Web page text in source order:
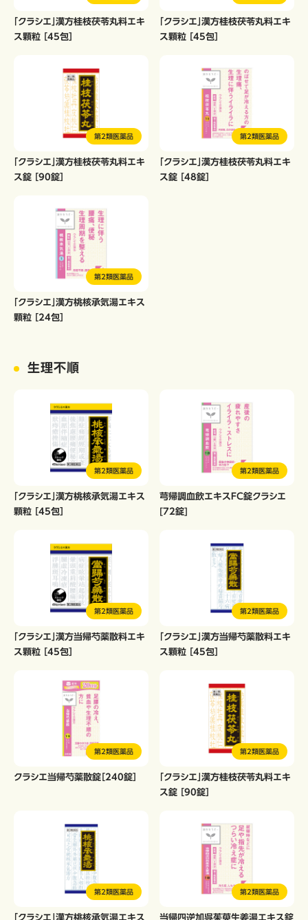
「クラシエ」漢方桂枝茯苓丸料エキ
ス顆粒 ［45包］
「クラシエ」漢方桂枝茯苓丸料エキ
ス顆粒 ［45包］
第2類医薬品
「クラシエ」漢方桂枝茯苓丸料エキ
ス錠 ［90錠］
第2類医薬品
「クラシエ」漢方桂枝茯苓丸料エキ
ス錠 ［48錠］
第2類医薬品
「クラシエ」漢方桃核承気湯エキス
顆粒 ［24包］
生理不順
第2類医薬品
「クラシエ」漢方桃核承気湯エキス
顆粒 ［45包］
第2類医薬品
芎帰調血飲エキスFC錠クラシエ
[72錠]
第2類医薬品
「クラシエ」漢方当帰芍薬散料エキ
ス顆粒 ［45包］
第2類医薬品
「クラシエ」漢方当帰芍薬散料エキ
ス顆粒 ［45包］
第2類医薬品
クラシエ当帰芍薬散錠［240錠］
第2類医薬品
「クラシエ」漢方桂枝茯苓丸料エキ
ス錠 ［90錠］
第2類医薬品
「クラシエ」漢方桃核承気湯エキス
第2類医薬品
当帰四逆加呉茱萸生姜湯エキス錠